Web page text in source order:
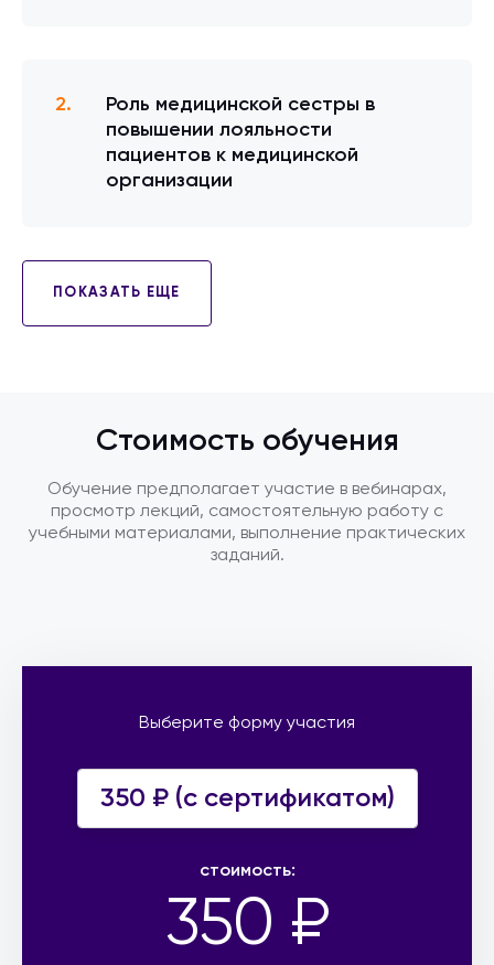
Роль медицинской сестры в
повышении лояльности
пациентов к медицинской
организации
ПОКАЗАТЬ ЕЩЕ
Стоимость обучения
Обучение предполагает участие в вебинарах,
просмотр лекций, самостоятельную работу с
учебными материалами, выполнение практических
заданий.
Выберите форму участия
350 ₽ (c сертификатом)
стоимость:
350 ₽